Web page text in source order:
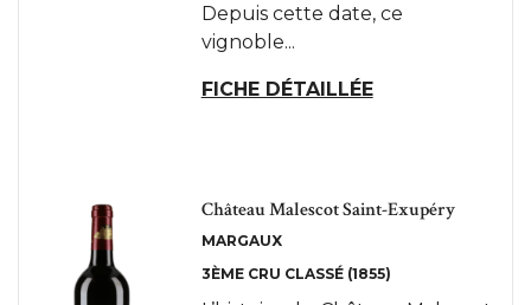
Depuis cette date, ce
vignoble...
FICHE DÉTAILLÉE
Château Malescot Saint-Exupéry
MARGAUX
3ÈME CRU CLASSÉ (1855)